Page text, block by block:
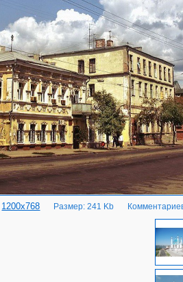
1200x768 Размер: 241 Kb